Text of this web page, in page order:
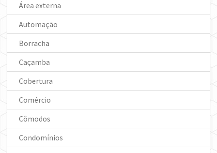
Área externa
Automação
Borracha
Caçamba
Cobertura
Comércio
Cômodos
Condomínios